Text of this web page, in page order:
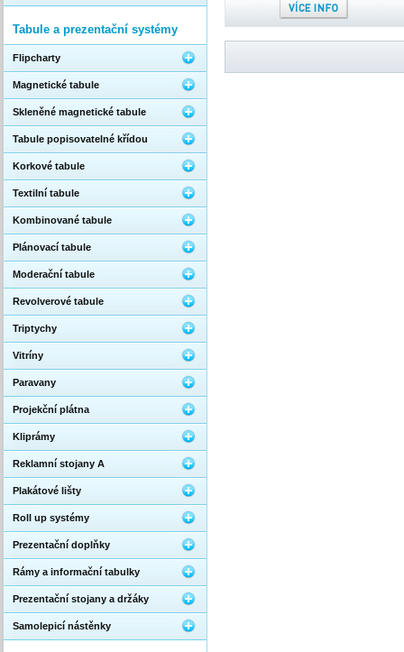
Tabule a prezentační systémy
Flipcharty
Magnetické tabule
Skleněné magnetické tabule
Tabule popisovatelné křídou
Korkové tabule
Textilní tabule
Kombinované tabule
Plánovací tabule
Moderační tabule
Revolverové tabule
Triptychy
Vitríny
Paravany
Projekční plátna
Kliprámy
Reklamní stojany A
Plakátové lišty
Roll up systémy
Prezentační doplňky
Rámy a informační tabulky
Prezentační stojany a držáky
Samolepicí nástěnky